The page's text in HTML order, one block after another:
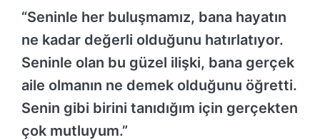
“Seninle her buluşmamız, bana hayatın
ne kadar değerli olduğunu hatırlatıyor.
Seninle olan bu güzel ilişki, bana gerçek
aile olmanın ne demek olduğunu öğretti.
Senin gibi birini tanıdığım için gerçekten
çok mutluyum.”